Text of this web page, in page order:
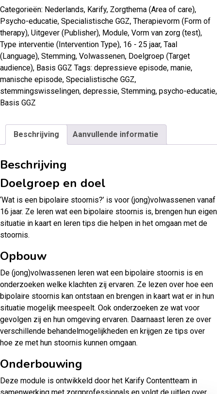
Categorieën: Nederlands, Karify, Zorgthema (Area of care),
Psycho-educatie, Specialistische GGZ, Therapievorm (Form of
therapy), Uitgever (Publisher), Module, Vorm van zorg (test),
Type interventie (Intervention Type), 16 - 25 jaar, Taal
(Language), Stemming, Volwassenen, Doelgroep (Target
audience), Basis GGZ Tags: depressieve episode, manie,
manische episode, Specialistische GGZ,
stemmingswisselingen, depressie, Stemming, psycho-educatie,
Basis GGZ
Beschrijving Aanvullende informatie
Beschrijving
Doelgroep en doel
‘Wat is een bipolaire stoornis?’ is voor (jong)volwassenen vanaf
16 jaar. Ze leren wat een bipolaire stoornis is, brengen hun eigen
situatie in kaart en leren tips die helpen in het omgaan met de
stoornis.
Opbouw
De (jong)volwassenen leren wat een bipolaire stoornis is en
onderzoeken welke klachten zij ervaren. Ze lezen over hoe een
bipolaire stoornis kan ontstaan en brengen in kaart wat er in hun
situatie mogelijk meespeelt. Ook onderzoeken ze wat voor
gevolgen zij en hun omgeving ervaren. Daarnaast leren ze over
verschillende behandelmogelijkheden en krijgen ze tips over
hoe ze met hun stoornis kunnen omgaan.
Onderbouwing
Deze module is ontwikkeld door het Karify Contentteam in